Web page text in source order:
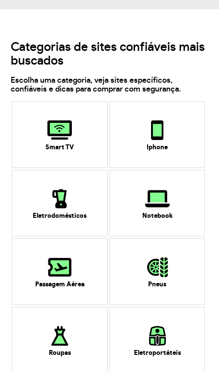
Categorias de sites confiáveis mais
buscados
Escolha uma categoria, veja sites específicos,
confiáveis e dicas para comprar com segurança.
Smart TV Iphone
Eletrodomésticos Notebook
Passagem Aérea Pneus
Roupas Eletroportáteis